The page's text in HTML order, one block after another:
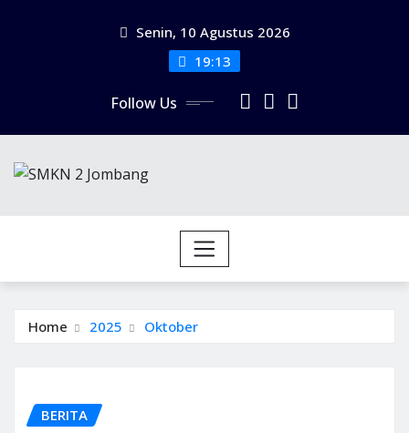
Senin, 10 Agustus 2026
19:13
Follow Us
Home 2025 Oktober
BERITA